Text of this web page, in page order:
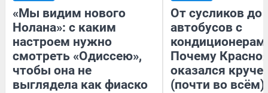
«Мы видим нового
Нолана»: с каким
настроем нужно
смотреть «Одиссею»,
чтобы она не
выглядела как фиаско
От сусликов до
автобусов с
Почему
оказался
(почти во всём)